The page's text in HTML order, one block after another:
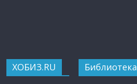
ХОБИЗ.RU Библиотека